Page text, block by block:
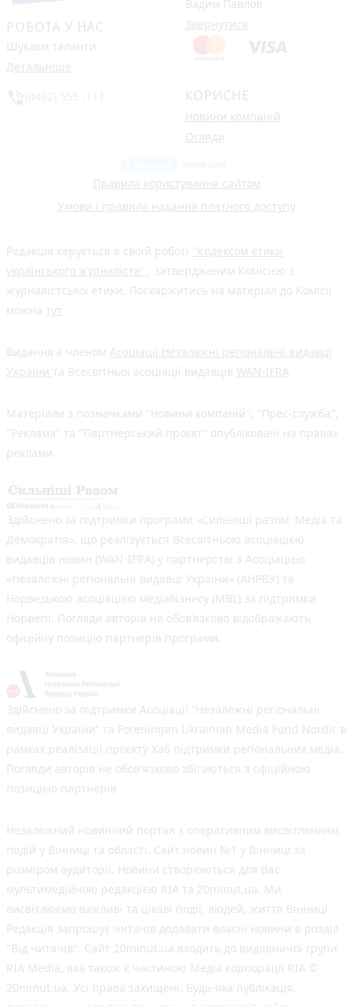
РОБОТА У НАС
Шукаєм таланти
Детальніше
Вадим Павлов
Звернутися
КОРИСНЕ
Новини компаній
Огляди
Правила користування сайтом
Умови і правила надання платного доступу
Редакція керується в своїй роботі "Кодексом етики
українського журналіста"
, затвердженим Комісією з
журналістської етики. Поскаржитись на матеріал до Комісії
можна тут
Видання є членом Асоціації Незалежні регіональні видавці
України та Всесвітньої асоціації видавців WAN-IFRA
Матеріали з позначками "Новини компаній", "Прес-служба",
"Реклама" та "Партнерський проєкт" опубліковані на правах
реклами.
Здійснено за підтримки програми «Сильніші разом: Медіа та
Демократія», що реалізується Всесвітньою асоціацією
видавців новин (WAN-IFRA) у партнерстві з Асоціацією
«Незалежні регіональні видавці України» (АНРВУ) та
Норвезькою асоціацією медіабізнесу (MBL) за підтримки
Норвегії. Погляди авторів не обов’язково відображають
офіційну позицію партнерів програми.
Здійснено за підтримки Асоціації “Незалежні регіональні
видавці України” та Foreningen Ukrainian Media Fund Nordic в
рамках реалізації проєкту Хаб підтримки регіональних медіа.
Погляди авторів не обов'язково збігаються з офіційною
позицією партнерів
Незалежний новинний портал з оперативним висвітленням
подій у Вінниці та області. Сайт новин №1 у Вінниці за
розміром аудиторії. Новини створюються для Вас
мультимедійною редакцією RIA та 20minut.ua. Ми
висвітлюємо важливі та цікаві події, людей, життя Вінниці.
Редакція запрошує читачів додавати власні новини в розділ
"Від читачів". Сайт 20minut.ua входить до видавничої групи
RIA Media, яка також є частиною Медіа корпорації RIA ©
20minut.ua. Усі права захищені. Будь-яка публiкацiя,